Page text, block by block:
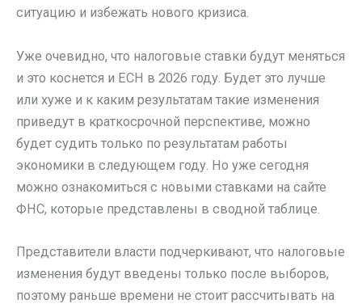
ситуацию и избежать нового кризиса.
Уже очевидно, что налоговые ставки будут меняться
и это коснется и ЕСН в 2026 году. Будет это лучше
или хуже и к каким результатам такие изменения
приведут в краткосрочной перспективе, можно
будет судить только по результатам работы
экономики в следующем году. Но уже сегодня
можно ознакомиться с новыми ставками на сайте
ФНС, которые представлены в сводной таблице.
Представители власти подчеркивают, что налоговые
изменения будут введены только после выборов,
поэтому раньше времени не стоит рассчитывать на